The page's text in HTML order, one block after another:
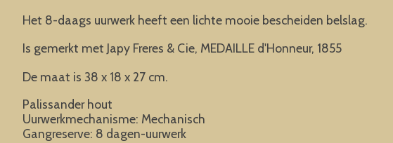
Het 8-daags uurwerk heeft een lichte mooie bescheiden belslag.
Is gemerkt met Japy Freres & Cie, MEDAILLE d'Honneur, 1855
De maat is 38 x 18 x 27 cm.
Palissander hout
Uurwerkmechanisme: Mechanisch
Gangreserve: 8 dagen-uurwerk